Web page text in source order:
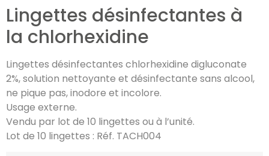
Lingettes désinfectantes à
la chlorhexidine
Lingettes désinfectantes chlorhexidine digluconate
2%, solution nettoyante et désinfectante sans alcool,
ne pique pas, inodore et incolore.
Usage externe.
Vendu par lot de 10 lingettes ou à l’unité.
Lot de 10 lingettes : Réf. TACH004